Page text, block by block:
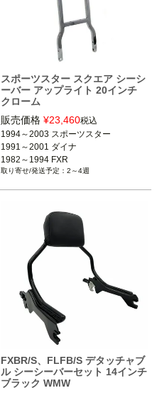
スポーツスター スクエア シーシ
ーバー アップライト 20インチ
クローム
販売価格 ¥23,460税込
1994～2003 スポーツスター
1991～2001 ダイナ
1982～1994 FXR
2～4週
FXBR/S、FLFB/S デタッチャブ
ル シーシーバーセット 14インチ
ブラック WMW